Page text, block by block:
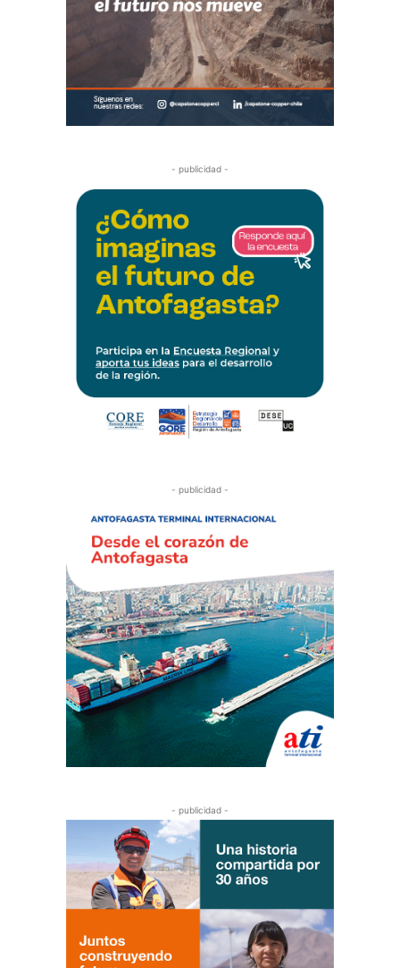
- publicidad -
- publicidad -
- publicidad -